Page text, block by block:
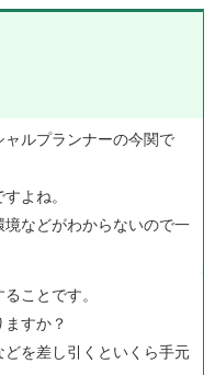
ルプランナーの今関で
よね。
などがわからないので一
ことです。
すか？
を差し引くといくら手元